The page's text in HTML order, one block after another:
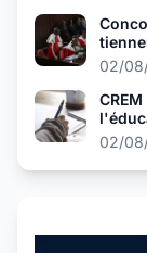
02/
02/